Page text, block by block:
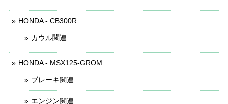
HONDA - CB300R
カウル関連
HONDA - MSX125-GROM
ブレーキ関連
エンジン関連